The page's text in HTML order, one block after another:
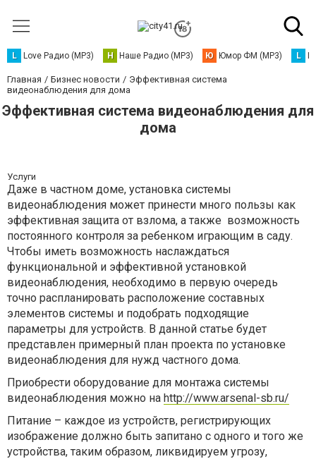
L Love Радио (MP3) Н Наше Радио (MP3) Ю Юмор ФМ (MP3) L
Главная Бизнес новости
Эффективная система
видеонаблюдения для дома
Эффективная система видеонаблюдения для
дома
Услуги
Даже в частном доме, установка системы
видеонаблюдения может принести много пользы как
эффективная защита от взлома, а также возможность
постоянного контроля за ребенком играющим в саду.
Чтобы иметь возможность наслаждаться
функциональной и эффективной установкой
видеонаблюдения, необходимо в первую очередь
точно распланировать расположение составных
элементов системы и подобрать подходящие
параметры для устройств. В данной статье будет
представлен примерный план проекта по установке
видеонаблюдения для нужд частного дома.
Приобрести оборудование для монтажа системы
видеонаблюдения можно на http://www.arsenal-sb.ru/
Питание – каждое из устройств, регистрирующих
изображение должно быть запитано с одного и того же
устройства, таким образом, ликвидируем угрозу,